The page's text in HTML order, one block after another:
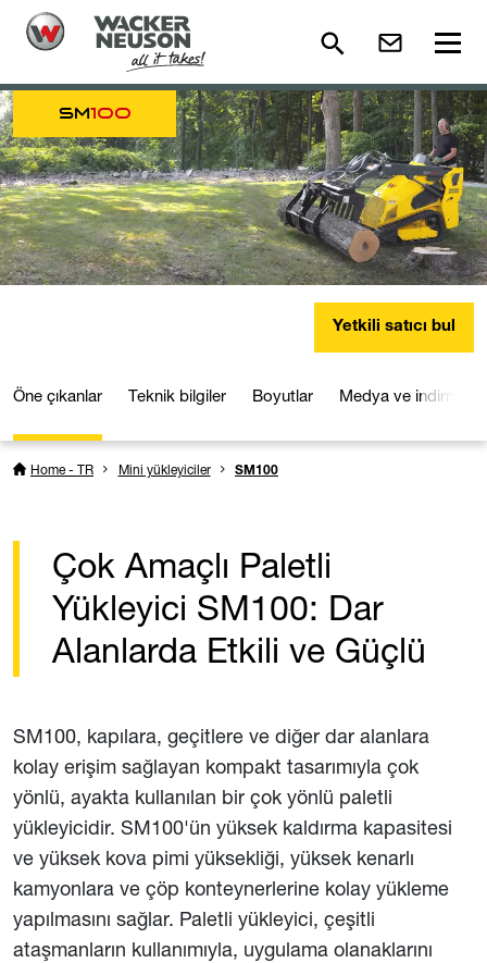
SM100
Yetkili satıcı bul
Öne çıkanlar Teknik bilgiler Boyutlar Medya ve indirmeler
Home - TR Mini yükleyiciler SM100
Çok Amaçlı Paletli
Yükleyici SM100: Dar
Alanlarda Etkili ve Güçlü
SM100, kapılara, geçitlere ve diğer dar alanlara
kolay erişim sağlayan kompakt tasarımıyla çok
yönlü, ayakta kullanılan bir çok yönlü paletli
yükleyicidir. SM100'ün yüksek kaldırma kapasitesi
ve yüksek kova pimi yüksekliği, yüksek kenarlı
kamyonlara ve çöp konteynerlerine kolay yükleme
yapılmasını sağlar. Paletli yükleyici, çeşitli
ataşmanların kullanımıyla, uygulama olanaklarını